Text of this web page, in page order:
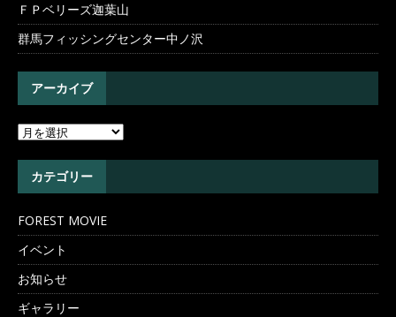
ＦＰベリーズ迦葉山
群馬フィッシングセンター中ノ沢
アーカイブ
カテゴリー
FOREST MOVIE
イベント
お知らせ
ギャラリー